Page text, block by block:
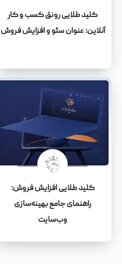
کلید طلایی رونق کسب و کار
آنلاین: عنوان سئو و افزایش فروش
کلید طلایی افزایش فروش:
راهنمای جامع بهینه‌سازی
وب‌سایت